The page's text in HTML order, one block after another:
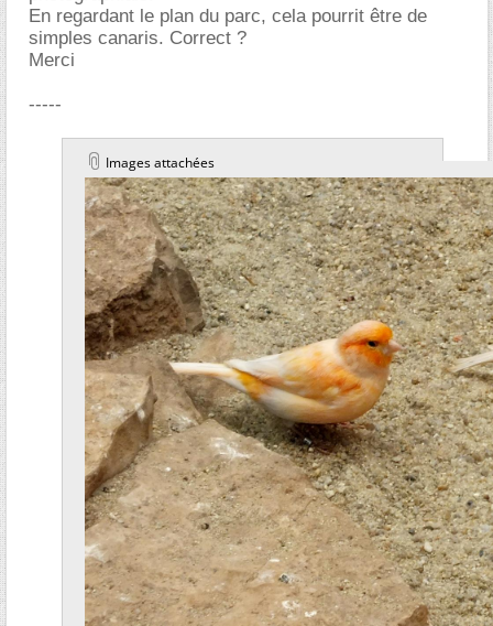
En regardant le plan du parc, cela pourrit être de
simples canaris. Correct ?
Merci
-----
Images attachées